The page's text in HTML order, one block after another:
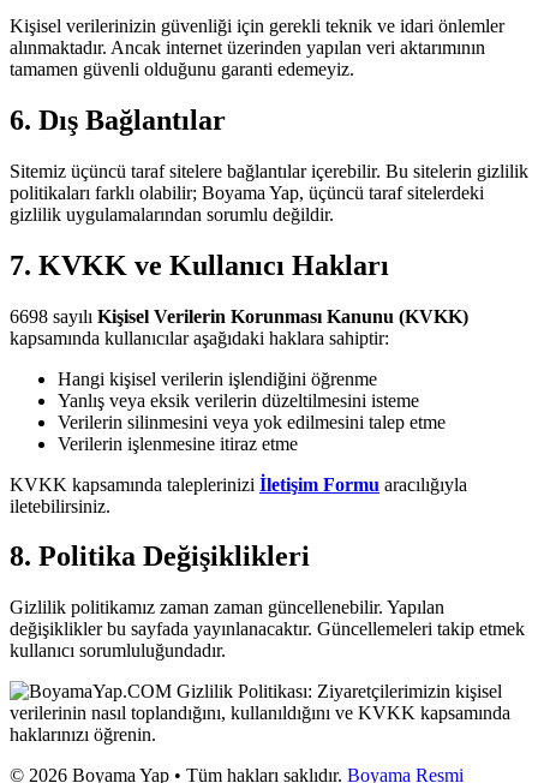
Kişisel verilerinizin güvenliği için gerekli teknik ve idari önlemler
alınmaktadır. Ancak internet üzerinden yapılan veri aktarımının
tamamen güvenli olduğunu garanti edemeyiz.
6. Dış Bağlantılar
Sitemiz üçüncü taraf sitelere bağlantılar içerebilir. Bu sitelerin gizlilik
politikaları farklı olabilir; Boyama Yap, üçüncü taraf sitelerdeki
gizlilik uygulamalarından sorumlu değildir.
7. KVKK ve Kullanıcı Hakları
6698 sayılı Kişisel Verilerin Korunması Kanunu (KVKK)
kapsamında kullanıcılar aşağıdaki haklara sahiptir:
Hangi kişisel verilerin işlendiğini öğrenme
Yanlış veya eksik verilerin düzeltilmesini isteme
Verilerin silinmesini veya yok edilmesini talep etme
Verilerin işlenmesine itiraz etme
KVKK kapsamında taleplerinizi İletişim Formu aracılığıyla
iletebilirsiniz.
8. Politika Değişiklikleri
Gizlilik politikamız zaman zaman güncellenebilir. Yapılan
değişiklikler bu sayfada yayınlanacaktır. Güncellemeleri takip etmek
kullanıcı sorumluluğundadır.
© 2026 Boyama Yap • Tüm hakları saklıdır. Boyama Resmi